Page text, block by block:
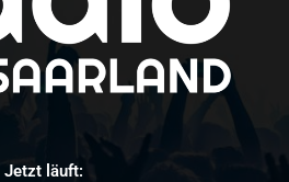
Jetzt läuft: